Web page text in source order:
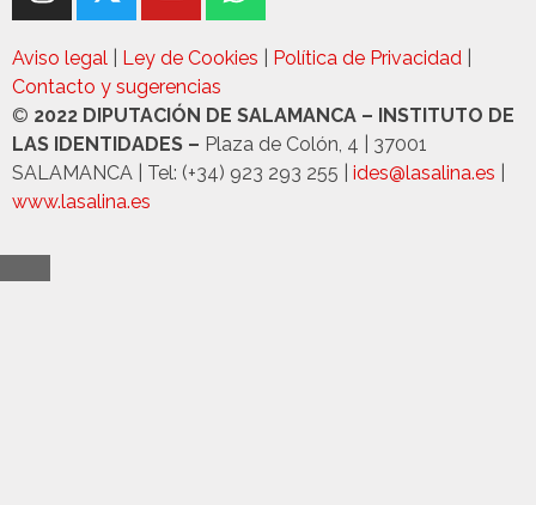
Aviso legal Ley de Cookies Política de Privacidad
Contacto y sugerencias
© 2022 DIPUTACIÓN DE SALAMANCA – INSTITUTO DE
LAS IDENTIDADES – Plaza de Colón, 4 | 37001
SALAMANCA | Tel: (+34) 923 293 255 | ides@lasalina.es
www.lasalina.es